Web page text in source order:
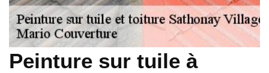
Peinture sur tuile à